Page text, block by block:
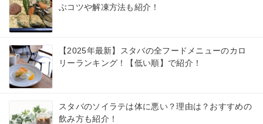
ぶコツや解凍方法も紹介！
【2025年最新】スタバの全フードメニューのカロ
リーランキング！【低い順】で紹介！
スタバのソイラテは体に悪い？理由は？おすすめの
飲み方も紹介！